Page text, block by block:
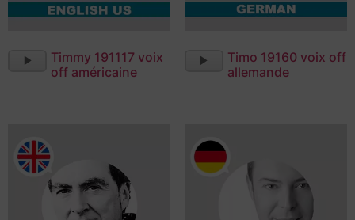
LecteurTimmy 191117 voix
off américaine
LecteurTimo 19160 voix off
allemande